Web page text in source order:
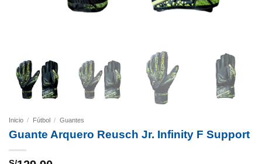
Inicio / Fútbol / Guantes
Guante Arquero Reusch Jr. Infinity F Support